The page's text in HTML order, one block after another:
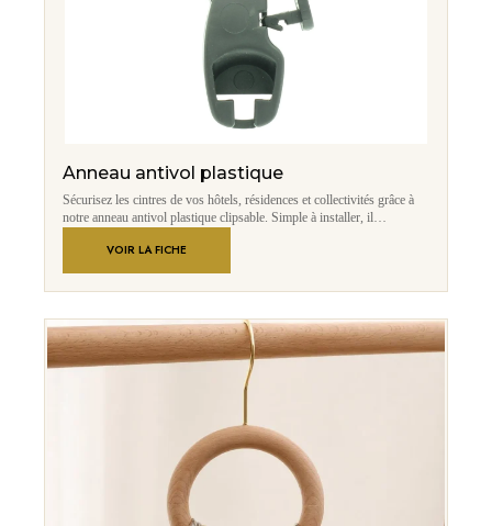
Anneau antivol plastique
Sécurisez les cintres de vos hôtels, résidences et collectivités grâce à
notre anneau antivol plastique clipsable. Simple à installer, il
en conservant une présentation soignée des chambres et penderies.
VOIR LA FICHE